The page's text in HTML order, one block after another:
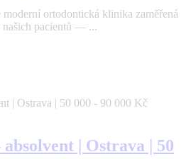
ortodontická klinika zaměřená
našich pacientů — ...
| Ostrava | 50